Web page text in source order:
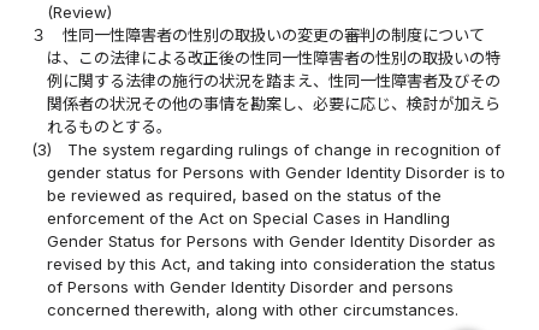
(Review)
３
性同一性障害者の性別の取扱いの変更の審判の制度について
は、この法律による改正後の性同一性障害者の性別の取扱いの特
例に関する法律の施行の状況を踏まえ、性同一性障害者及びその
関係者の状況その他の事情を勘案し、必要に応じ、検討が加えら
れるものとする。
(3)
The system regarding rulings of change in recognition of
gender status for Persons with Gender Identity Disorder is to
be reviewed as required, based on the status of the
enforcement of the Act on Special Cases in Handling
Gender Status for Persons with Gender Identity Disorder as
revised by this Act, and taking into consideration the status
of Persons with Gender Identity Disorder and persons
concerned therewith, along with other circumstances.